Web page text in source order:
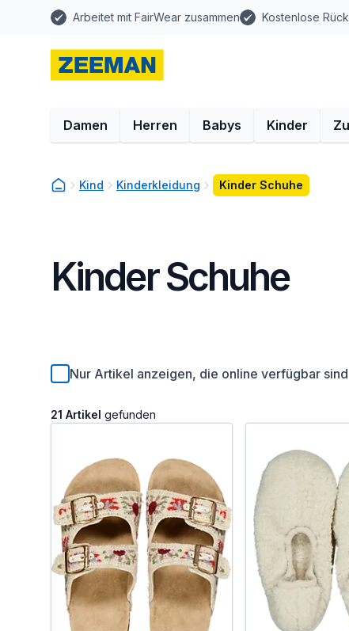
Arbeitet mit FairWear zusammen Kostenlose
Damen Herren Babys Kinder
Kind Kinderkleidung Kinder Schuhe
Kinder Schuhe
Nur Artikel anzeigen, die online verfügbar sind
21 Artikel gefunden